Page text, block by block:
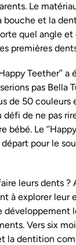
Le
et la
quel angle
premières
Teether’’
pas Bella
de 50 couleurs
de ne pas
Le ‘’Happy
pour le
leurs dents ?
à explorer leur
développement
Vers six
la dentition